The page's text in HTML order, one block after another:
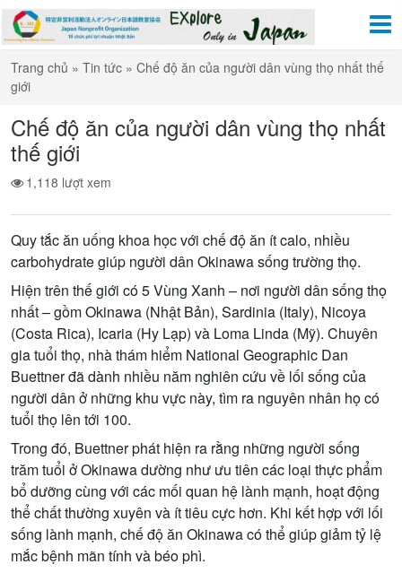
Trang chủ » Tin tức » Chế độ ăn của người dân vùng thọ nhất thế
giới
Chế độ ăn của người dân vùng thọ nhất
thế giới
1,118 lượt xem
Quy tắc ăn uống khoa học với chế độ ăn ít calo, nhiều
carbohydrate giúp người dân Okinawa sống trường thọ.
Hiện trên thế giới có 5 Vùng Xanh – nơi người dân sống thọ
nhất – gồm Okinawa (Nhật Bản), Sardinia (Italy), Nicoya
(Costa Rica), Icaria (Hy Lạp) và Loma Linda (Mỹ). Chuyên
gia tuổi thọ, nhà thám hiểm National Geographic Dan
Buettner đã dành nhiều năm nghiên cứu về lối sống của
người dân ở những khu vực này, tìm ra nguyên nhân họ có
tuổi thọ lên tới 100.
Trong đó, Buettner phát hiện ra rằng những người sống
trăm tuổi ở Okinawa dường như ưu tiên các loại thực phẩm
bổ dưỡng cùng với các mối quan hệ lành mạnh, hoạt động
thể chất thường xuyên và ít tiêu cực hơn. Khi kết hợp với lối
sống lành mạnh, chế độ ăn Okinawa có thể giúp giảm tỷ lệ
mắc bệnh mãn tính và béo phì.